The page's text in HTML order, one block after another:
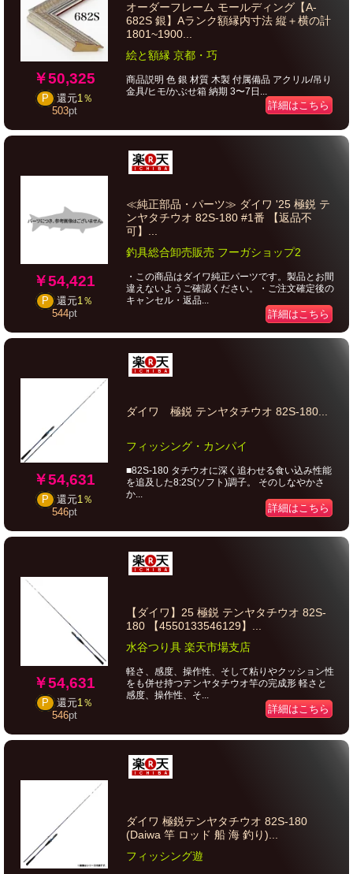
￥50,325
P 還元1％
503pt
オーダーフレーム モールディング【A-
682S 銀】Aランク額縁内寸法 縦＋横の計
1801~1900...
絵と額縁 京都・巧
商品説明 色 銀 材質 木製 付属備品 アクリル/吊り
金具/ヒモ/かぶせ箱 納期 3〜7日...
詳細はこちら
￥54,421
P 還元1％
544pt
≪純正部品・パーツ≫ ダイワ '25 極鋭 テ
ンヤタチウオ 82S-180 #1番 【返品不
可】...
釣具総合卸売販売 フーガショップ2
・この商品はダイワ純正パーツです。製品とお間
違えないようご確認ください。・ご注文確定後の
キャンセル・返品...
詳細はこちら
￥54,631
P 還元1％
546pt
ダイワ 極鋭 テンヤタチウオ 82S-180...
フィッシング・カンパイ
■82S-180 タチウオに深く追わせる食い込み性能
を追及した8:2S(ソフト)調子。 そのしなやかさ
か...
詳細はこちら
￥54,631
P 還元1％
546pt
【ダイワ】25 極鋭 テンヤタチウオ 82S-
180 【4550133546129】...
水谷つり具 楽天市場支店
軽さ、感度、操作性、そして粘りやクッション性
をも併せ持つテンヤタチウオ竿の完成形 軽さと
感度、操作性、そ...
詳細はこちら
ダイワ 極鋭テンヤタチウオ 82S-180
(Daiwa 竿 ロッド 船 海 釣り)...
フィッシング遊